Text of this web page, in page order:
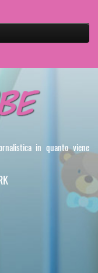
in quanto viene